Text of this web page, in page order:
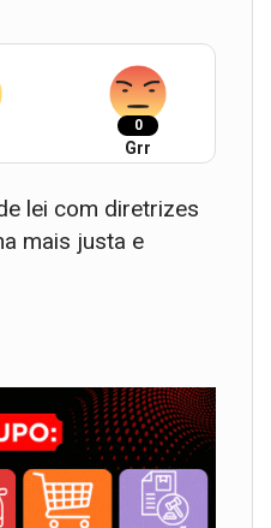
0
Grr
lei com diretrizes
mais justa e